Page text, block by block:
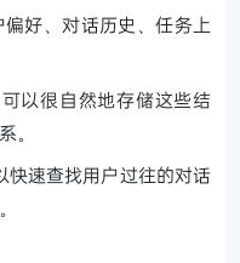
好、对话历史、任务上
以很自然地存储这些结
。
速查找用户过往的对话